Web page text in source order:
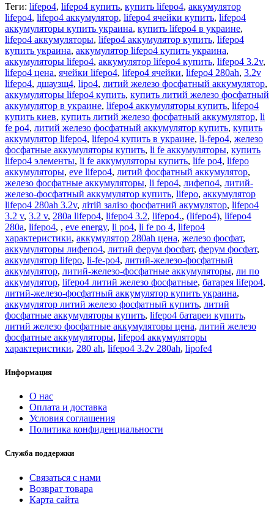
Теги: lifepo4, lifepo4 купить, купить lifepo4, аккумулятор
lifepo4, lifepo4 аккумулятор, lifepo4 ячейки купить, lifepo4
аккумуляторы купить украина, купить lifepo4 в украине,
lifepo4 аккумуляторы, lifepo4 аккумулятор купить, lifepo4
купить украина, аккумулятор lifepo4 купить украина,
аккумуляторы lifepo4, аккумулятор lifepo4 купить, lifepo4 3.2v,
lifepo4 цена, ячейки lifepo4, lifepo4 ячейки, lifepo4 280ah, 3.2v
lifepo4, дшаузщ4, lipo4, литий железо фосфатный аккумулятор,
аккумуляторы lifepo4 купить, купить литий железо фосфатный
аккумулятор в украине, lifepo4 аккумуляторы купить, lifepo4
купить киев, купить литий железо фосфатный аккумулятор, li
fe po4, литий железо фосфатный аккумулятор купить, купить
аккумулятор lifepo4, lifepo4 купить в украине, li-fepo4, железо
фосфатные аккумуляторы купить, li fe аккумуляторы, купить
lifepo4 элементы, li fe аккумуляторы купить, life po4, lifepo
аккумуляторы, eve lifepo4, литий фосфатный аккумулятор,
железо фосфатные аккумуляторы, li fepo4, лифепо4, литий-
железо-фосфатный аккумулятор купить, lifepo, аккумулятор
lifepo4 280ah 3.2v, літій залізо фосфатний акумулятор, lifepo4
3.2 v, 3.2 v, 280a lifepo4, lifepo4 3.2, lifepo4., (lifepo4), lifepo4
280a, lifepo4, , eve energy, li po4, li fe po 4, lifepo4
характеристики, аккумулятор 280ah цена, железо фосфат,
аккумуляторы лифепо4, литий ферум фосфат, ферум фосфат,
аккумулятор lifepo, li-fe-po4, литий-железо-фосфатный
аккумулятор, литий-железо-фосфатные аккумуляторы, ли по
аккумулятор, lifepo4 литий железо фосфатные, батарея lifepo4,
литий-железо-фосфатный аккумулятор купить украина,
аккумулятор литий железо фосфатный купить, литий
фосфатные аккумуляторы купить, lifepo4 батареи купить,
литий железо фосфатные аккумуляторы цена, литий железо
фосфатные аккумуляторы, lifepo4 аккумуляторы
характеристики, 280 ah, lifepo4 3.2v 280ah, lipofe4
Информация
О нас
Оплата и доставка
Условия соглашения
Политика конфиденциальности
Служба поддержки
Связаться с нами
Возврат товара
Карта сайта